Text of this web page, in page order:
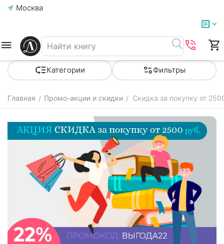
Москва
Категории Фильтры
Главная / Промо-акции и скидки / Скидка за покупку от